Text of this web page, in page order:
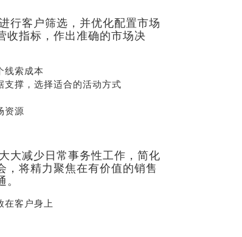
行客户筛选，并优化配置市场
收指标，作出准确的市场决
线索成本
撑，选择适合的活动方式
资源
大减少日常事务性工作，简化
，将精力聚焦在有价值的销售
在客户身上